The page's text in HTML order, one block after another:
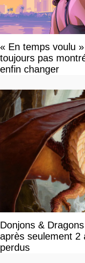
« En temps voulu
toujours pas
enfin changer
Donjons &
après seulement 2
perdus